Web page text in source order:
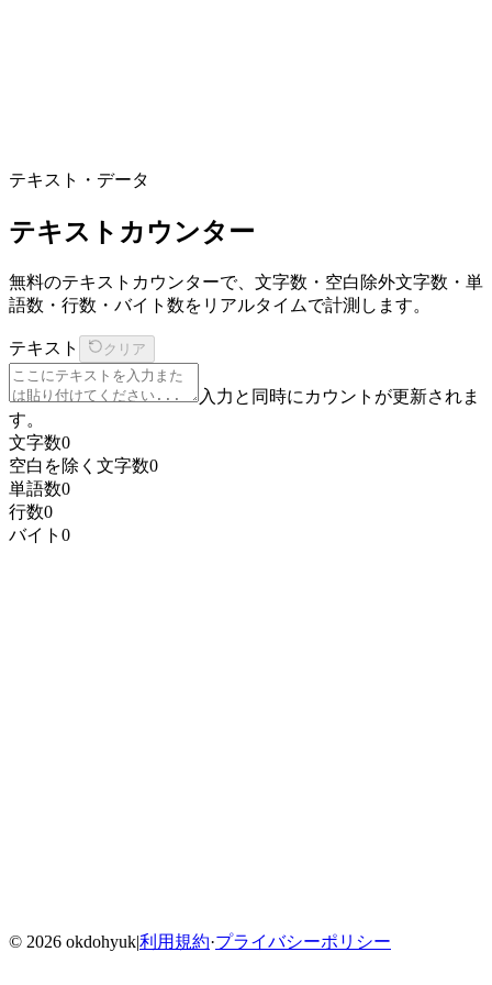
テキスト・データ
テキストカウンター
無料のテキストカウンターで、文字数・空白除外文字数・単
語数・行数・バイト数をリアルタイムで計測します。
テキスト クリア
入力と同時にカウントが更新されま
す。
文字数0
空白を除く文字数0
単語数0
行数0
バイト 0
© 2026 okdohyuk|利用規約·プライバシーポリシー